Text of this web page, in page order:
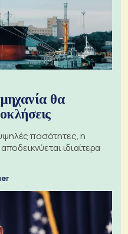
θα
ποσότητες, η
ιδιαίτερα